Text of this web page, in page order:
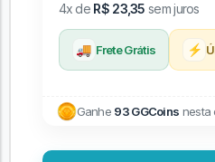
4x de R$ 23,35 sem juros
🚚 Frete Grátis ⚡
Ganhe 93 GGCoins nesta